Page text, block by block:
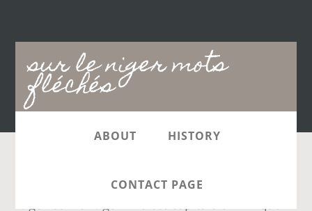
sur le niger mots
fléchés
Main
navigation
ABOUT HISTORY
CONTACT PAGE
Synonymes: Capitale Ville du Niger Capitale du